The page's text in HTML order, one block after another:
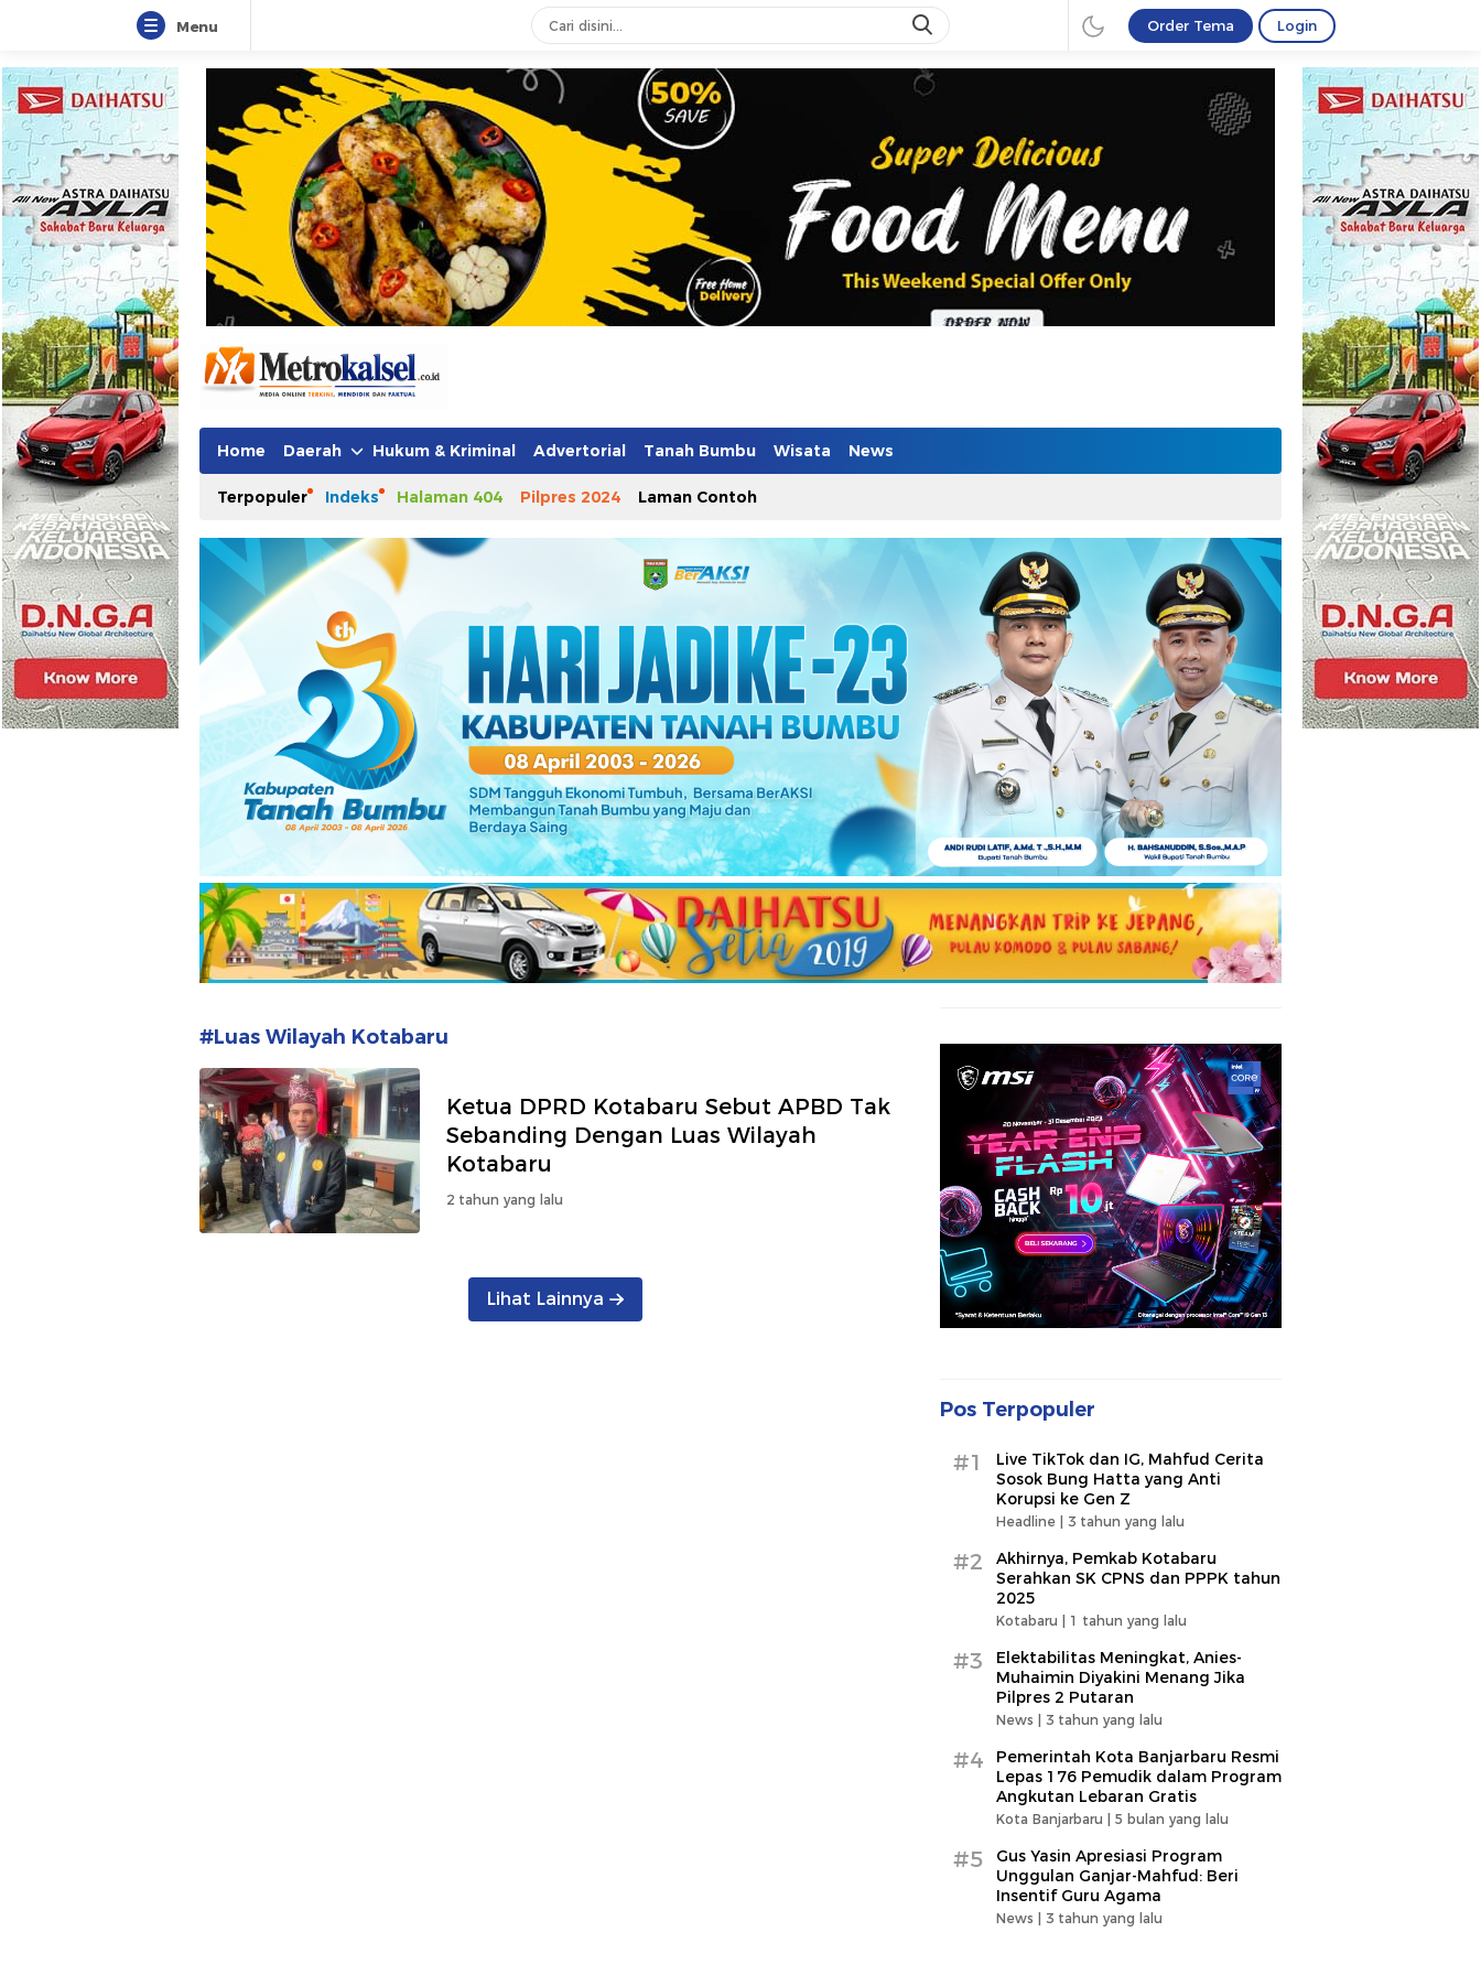
Menu Order Tema Login
Metro Kalsel
Media Online Terkini, Faktual dan Mendidik
Home Daerah Hukum & Kriminal Advertorial Tanah Bumbu Wisata News
Terpopuler Indeks Halaman 404 Pilpres 2024 Laman Contoh
#Luas Wilayah Kotabaru
Ketua DPRD Kotabaru Sebut APBD Tak
Sebanding Dengan Luas Wilayah
Kotabaru
2 tahun yang lalu
Lihat Lainnya
Pos Terpopuler
#1
Live TikTok dan IG, Mahfud Cerita
Sosok Bung Hatta yang Anti
Korupsi ke Gen Z
Headline | 3 tahun yang lalu
#2
Akhirnya, Pemkab Kotabaru
Serahkan SK CPNS dan PPPK tahun
2025
Kotabaru | 1 tahun yang lalu
#3
Elektabilitas Meningkat, Anies-
Muhaimin Diyakini Menang Jika
Pilpres 2 Putaran
News | 3 tahun yang lalu
#4
Pemerintah Kota Banjarbaru Resmi
Lepas 176 Pemudik dalam Program
Angkutan Lebaran Gratis
Kota Banjarbaru | 5 bulan yang lalu
#5
Gus Yasin Apresiasi Program
Unggulan Ganjar-Mahfud: Beri
Insentif Guru Agama
News | 3 tahun yang lalu